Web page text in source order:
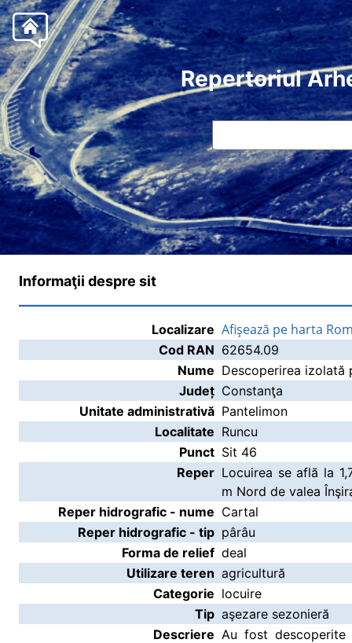
Repertoriul
Informaţii despre sit
Localizare Afişează pe harta
Cod RAN 62654.09
Nume Descoperirea izolată
Județ Constanţa
Unitate administrativă Pantelimon
Localitate Runcu
Punct Sit 46
Reper Locuirea se află la
m Nord de valea
Reper hidrografic - nume Cartal
Reper hidrografic - tip pârâu
Forma de relief deal
Utilizare teren agricultură
Categorie locuire
Tip aşezare sezonieră
Descriere Au fost descoperite